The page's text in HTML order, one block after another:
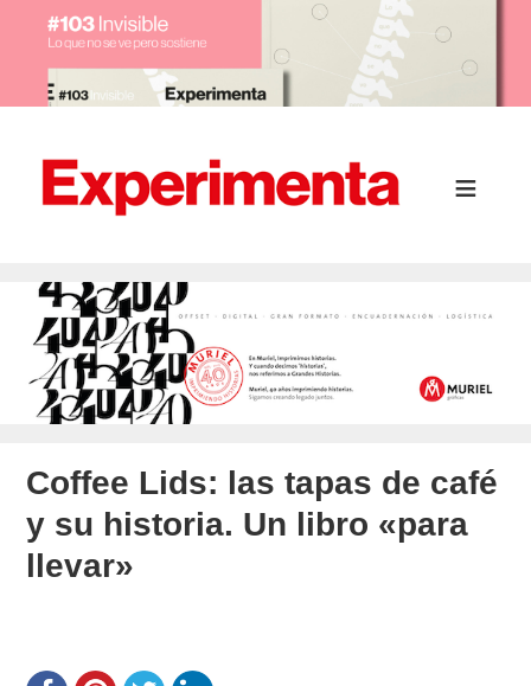
Coffee Lids: las tapas de café
y su historia. Un libro «para
llevar»